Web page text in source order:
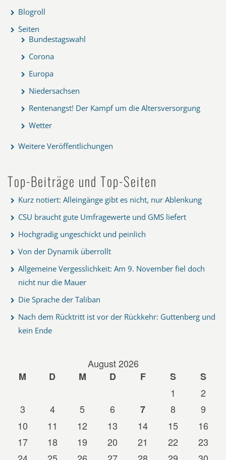
Blogroll
Seiten
Bundestagswahl
Corona
Europa
Niedersachsen
Rentenangst! Der Kampf um die Altersversorgung
Wetter
Weitere Veröffentlichungen
Top-Beiträge und Top-Seiten
Kurz notiert: Alleingänge gibt es nicht, nur Ablenkung
CSU braucht gute Umfragewerte und GMS liefert
Hochgradig ungeschickt und peinlich
Von der Dynamik überrollt
Allgemeine Vergesslichkeit: Am 9. November fiel doch
nicht nur die Mauer
Die Sprache der Taliban
Nach dem Rücktritt ist vor der Rückkehr: Guttenberg und
kein Ende
August 2026
M
D M D F S
S
1
2
3
4 5 6 7 8
9
10
11 12 13 14 15
16
17
18 19 20 21 22
23